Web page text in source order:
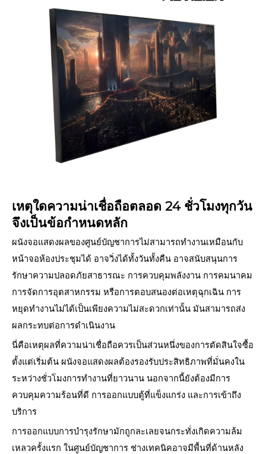
เหตุใดความน่าเชื่อถือตลอด 24 ชั่วโมงทุกวัน
จึงเป็นข้อกำหนดหลัก
ผนังจอแสดงผลของศูนย์บัญชาการไม่สามารถทำงานเหมือนกับ
หน้าจอห้องประชุมได้ อาจวิ่งได้ทั้งวันทั้งคืน อาจสนับสนุนการ
รักษาความปลอดภัยสาธารณะ การควบคุมพลังงาน การคมนาคม
การจัดการอุตสาหกรรม หรือการตอบสนองต่อเหตุฉุกเฉิน การ
หยุดทำงานไม่ได้เป็นเพียงความไม่สะดวกเท่านั้น มันสามารถส่ง
ผลกระทบต่อการดำเนินงาน
นี่คือเหตุผลที่ความน่าเชื่อถือควรเป็นส่วนหนึ่งของการตัดสินใจซื้อ
ตั้งแต่เริ่มต้น ผนังจอแสดงผลต้องรองรับประสิทธิภาพที่มั่นคงใน
ระหว่างชั่วโมงการทำงานที่ยาวนาน นอกจากนี้ยังต้องมีการ
ควบคุมความร้อนที่ดี การออกแบบตู้ที่แข็งแกร่ง และการเข้าถึง
บริการ
การออกแบบการบำรุงรักษามักถูกละเลยจนกระทั่งเกิดความล้ม
เหลวครั้งแรก ในศูนย์บัญชาการ ช่างเทคนิคอาจมีพื้นที่ด้านหลัง